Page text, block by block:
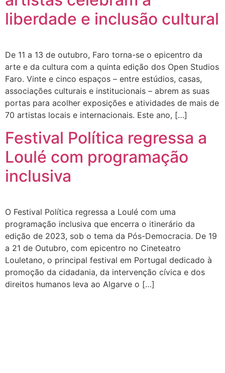
liberdade e inclusão cultural
De 11 a 13 de outubro, Faro torna-se o epicentro da
arte e da cultura com a quinta edição dos Open Studios
Faro. Vinte e cinco espaços – entre estúdios, casas,
associações culturais e institucionais – abrem as suas
portas para acolher exposições e atividades de mais de
70 artistas locais e internacionais. Este ano, […]
Festival Política regressa a
Loulé com programação
inclusiva
O Festival Política regressa a Loulé com uma
programação inclusiva que encerra o itinerário da
edição de 2023, sob o tema da Pós-Democracia. De 19
a 21 de Outubro, com epicentro no Cineteatro
Louletano, o principal festival em Portugal dedicado à
promoção da cidadania, da intervenção cívica e dos
direitos humanos leva ao Algarve o […]